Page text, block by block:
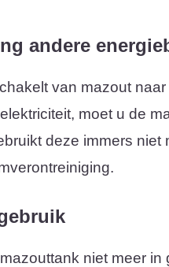
andere
van mazout
moet u de
deze immers niet
niet meer